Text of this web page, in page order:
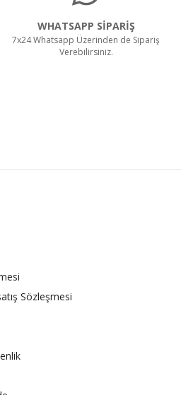
WHATSAPP SİPARİŞ
7x24 Whatsapp Üzerinden de Sipariş
Verebilirsiniz.
Sözleşmesi